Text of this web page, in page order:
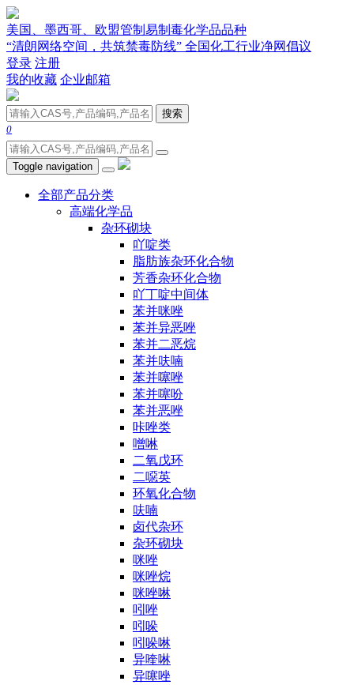
美国、墨西哥、欧盟管制易制毒化学品品种
“清朗网络空间，共筑禁毒防线” 全国化工行业净网倡议
登录 注册
我的收藏 企业邮箱
搜索
0
Toggle navigation
全部产品分类
高端化学品
杂环砌块
吖啶类
脂肪族杂环化合物
芳香杂环化合物
吖丁啶中间体
苯并咪唑
苯并异恶唑
苯并二恶烷
苯并呋喃
苯并噻唑
苯并噻吩
苯并恶唑
咔唑类
噌啉
二氧戊环
二噁英
环氧化合物
呋喃
卤代杂环
杂环砌块
咪唑
咪唑烷
咪唑啉
吲唑
吲哚
吲哚啉
异喹啉
异噻唑